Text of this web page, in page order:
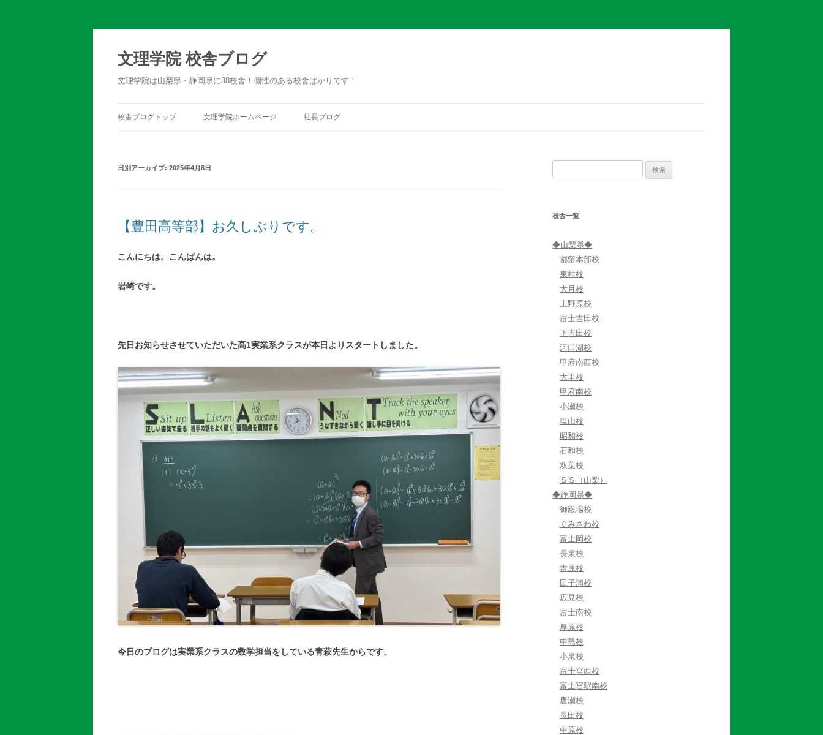
文理学院 校舎ブログ
文理学院は山梨県・静岡県に38校舎！個性のある校舎ばかりです！
校舎ブログトップ 文理学院ホームページ 社長ブログ
日別アーカイブ: 2025年4月8日
【豊田高等部】お久しぶりです。
こんにちは。こんばんは。
岩崎です。
先日お知らせさせていただいた高1実業系クラスが本日よりスタートしました。
今日のブログは実業系クラスの数学担当をしている青萩先生からです。
校舎一覧
◆山梨県◆
都留本部校
東桂校
大月校
上野原校
富士吉田校
下吉田校
河口湖校
甲府南西校
大里校
甲府南校
小瀬校
塩山校
昭和校
石和校
双葉校
ＳＳ（山梨）
◆静岡県◆
御殿場校
ぐみざわ校
富士岡校
長泉校
吉原校
田子浦校
広見校
富士南校
厚原校
中島校
小泉校
富士宮西校
富士宮駅南校
唐瀬校
長田校
中原校